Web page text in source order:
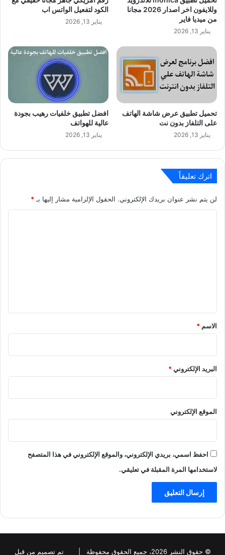
وللايفون اخر اصدار 2026 مجانا
من ميديا فاير
يناير 13, 2026
الكود لتفعيل الواتس اب
يناير 13, 2026
تحميل تطبيق عرض شاشة الهاتف
على التلفاز بدون نت
يناير 13, 2026
افضل تطبيق خلفيات رهيب بجودة
عالية للهواتف
يناير 13, 2026
اترك تعليقاً
لن يتم نشر عنوان بريدك الإلكتروني. الحقول الإلزامية مشار إليها بـ *
*
الاسم *
البريد الإلكتروني*
الموقع الإلكتروني
احفظ اسمي، بريدي الإلكتروني، والموقع الإلكتروني في هذا المتصفح
لاستخدامها المرة المقبلة في تعليقي.
© حقوق النشر 2026، جميع الحقوق محفوظة | تم تصميم من قبل